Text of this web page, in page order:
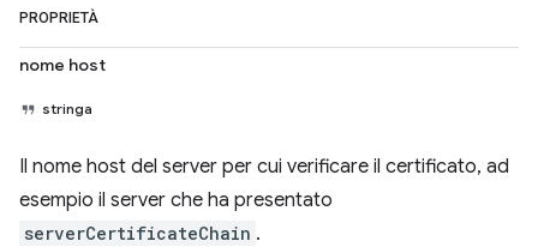
PROPRIETÀ
nome host
stringa
Il nome host del server per cui verificare il certificato, ad
esempio il server che ha presentato
serverCertificateChain .